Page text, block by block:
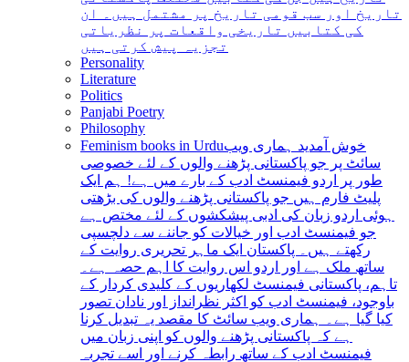
تاریخ اور سب قومی تاریخ پر مشتمل ہیں۔ ان
کی کتابیں تاریخی واقعات پر نظریاتی
تجزیہ پیش کرتی ہیں
Personality
Literature
Politics
Panjabi Poetry
Philosophy
Feminism books in Urduخوش آمدید ہماری ویب
سائٹ پر جو پاکستانی پڑھنے والوں کے لئے خصوصی
طور پر اردو فیمنسٹ ادب کے بارے میں ہے! ہم ایک
پلیٹ فارم ہیں جو پاکستانی پڑھنے والوں کی بڑھتی
ہوئی اردو زبان کی ادبی پیشکشوں کے لئے مختص ہے
جو فیمنسٹ ادب اور خیالات کو جاننے سے دلچسپی
رکھتے ہیں۔ پاکستان ایک ماہر تحریری روایت کے
ساتھ ملک ہے اور اردو اس روایت کا اہم حصہ ہے۔
تاہم، پاکستانی فیمنسٹ لکھاریوں کے کلیدی کردار کے
باوجود، فیمنسٹ ادب کو اکثر نظرانداز اور نادان تصور
کیا گیا ہے۔ ہماری ویب سائٹ کا مقصد یہ تبدیل کرنا
ہے کہ پاکستانی پڑھنے والوں کو اپنی زبان میں
فیمنسٹ ادب کے ساتھ رابطہ کرنے اور اسے تجربہ